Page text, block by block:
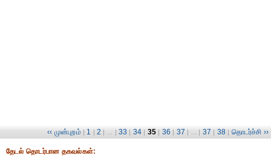
‹‹ முன்புறம் | 1 | 2 | ... | 33 | 34 | 35 | 36 | 37 | ... | 37 | 38 | தொடர்ச்சி ››
தேட‌ல் தொட‌ர்பான தகவ‌ல்க‌ள்: